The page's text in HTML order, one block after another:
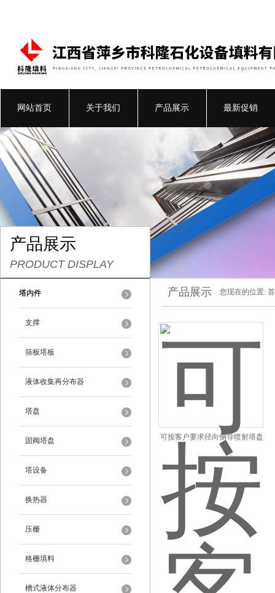
网站首页 关于我们 产品展示 最新促销
产品展示
PRODUCT DISPLAY
塔内件
支撑
筛板塔板
液体收集再分布器
塔盘
固阀塔盘
塔设备
换热器
压栅
格栅填料
槽式液体分布器
产品展示 您现在的位置:
可按客户要求径向侧导喷射塔盘